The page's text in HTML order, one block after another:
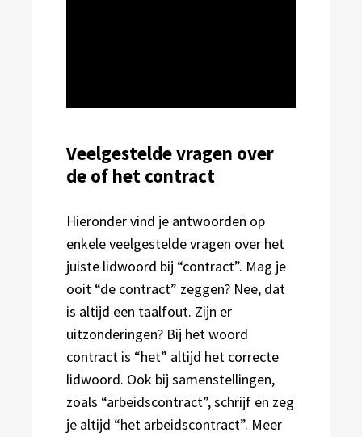
Veelgestelde vragen over
de of het contract
Hieronder vind je antwoorden op
enkele veelgestelde vragen over het
juiste lidwoord bij “contract”. Mag je
ooit “de contract” zeggen? Nee, dat
is altijd een taalfout. Zijn er
uitzonderingen? Bij het woord
contract is “het” altijd het correcte
lidwoord. Ook bij samenstellingen,
zoals “arbeidscontract”, schrijf en zeg
je altijd “het arbeidscontract”. Meer